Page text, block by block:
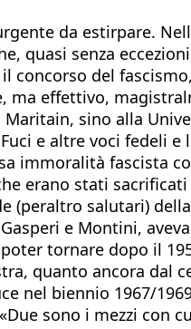
da estirpare.
quasi senza
concorso del
ma effettivo,
sino alla
e altre voci fedeli e
immoralità fascista
erano stati
(peraltro salutari)
e Montini,
tornare dopo il
quanto ancora dal
nel biennio 1967/
sono i mezzi con